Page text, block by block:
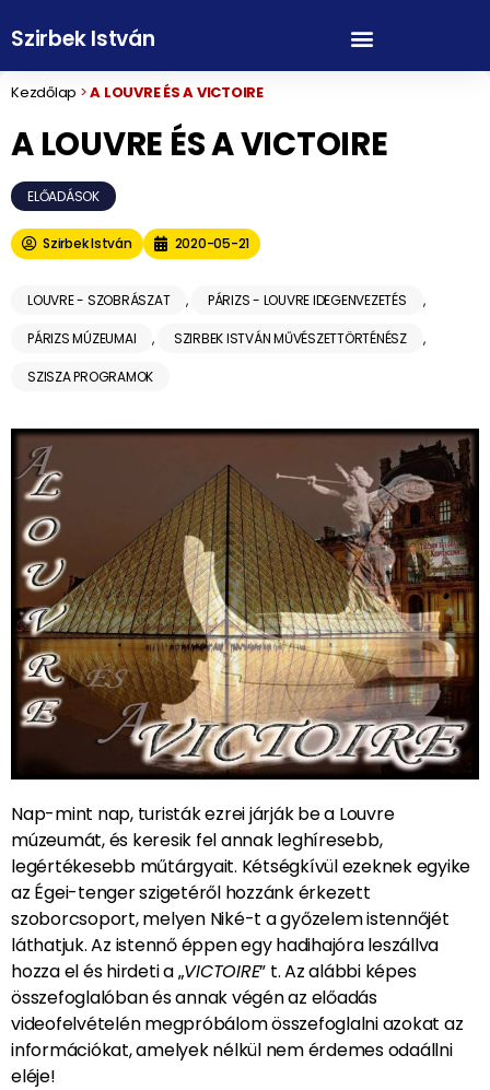
Szirbek István
Kezdőlap >A LOUVRE ÉS A VICTOIRE
A LOUVRE ÉS A VICTOIRE
ELŐADÁSOK
Szirbek István 2020-05-21
LOUVRE - SZOBRÁSZAT , PÁRIZS - LOUVRE IDEGENVEZETÉS ,
PÁRIZS MÚZEUMAI , SZIRBEK ISTVÁN MŰVÉSZETTÖRTÉNÉSZ ,
SZISZA PROGRAMOK
Nap-mint nap, turisták ezrei járják be a Louvre
múzeumát, és keresik fel annak leghíresebb,
legértékesebb műtárgyait. Kétségkívül ezeknek egyike
az Égei-tenger szigetéről hozzánk érkezett
szoborcsoport, melyen Niké-t a győzelem istennőjét
láthatjuk. Az istennő éppen egy hadihajóra leszállva
hozza el és hirdeti a „VICTOIRE” t. Az alábbi képes
összefoglalóban és annak végén az előadás
videofelvételén megpróbálom összefoglalni azokat az
információkat, amelyek nélkül nem érdemes odaállni
eléje!